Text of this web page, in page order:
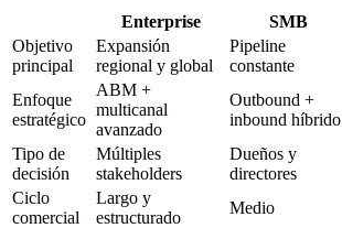
Enterprise SMB
Objetivo
principal
Expansión
regional y global
Pipeline
constante
Enfoque
estratégico
ABM +
multicanal
avanzado
Outbound +
inbound híbrido
Tipo de
decisión
Múltiples
stakeholders
Dueños y
directores
Ciclo
comercial
Largo y
estructurado
Medio